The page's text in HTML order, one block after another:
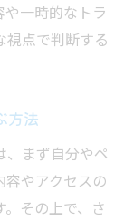
一時的なトラ
視点で判断する
方法
、まず自分やペ
容やアクセスの
その上で、さ